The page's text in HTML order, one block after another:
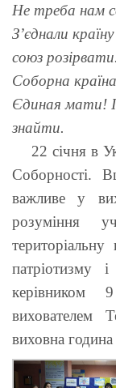
Не треба нам
З’єднали
союз розірвати.
Соборна
Єдиная мати!
22 січня в
Соборності.
важливе у
розуміння
територіальну
патрiотизму
керiвником
вихователем
виховна година